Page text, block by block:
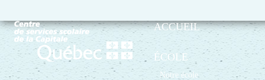
ACCUEIL
ÉCOLE
Notre école